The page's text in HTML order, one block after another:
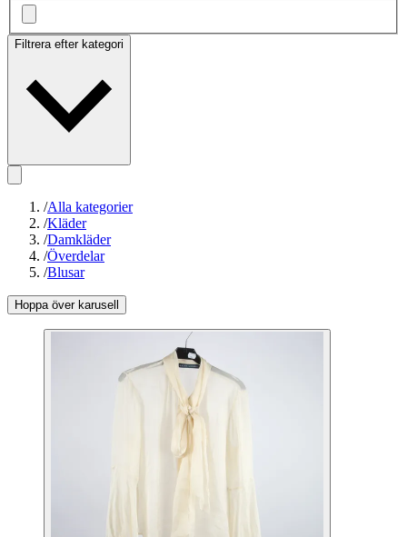
Filtrera efter kategori
/Alla kategorier
/Kläder
/Damkläder
/Överdelar
/Blusar
Hoppa över karusell